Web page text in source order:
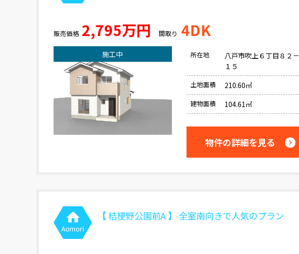
販売価格 2,795万円 間取り 4DK
施工中 所在地
八戸市吹上６丁目８２－
１５
土地面積 210.60㎡
建物面積 104.61㎡
物件の詳細を見る
【 桔梗野公園前A 】 全室南向きで人気のプラン